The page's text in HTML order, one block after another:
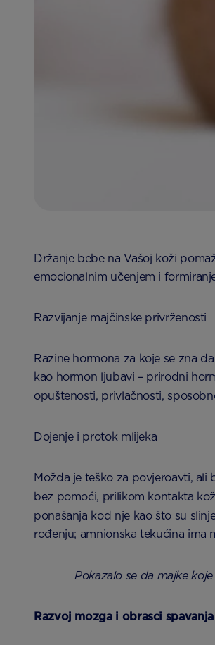
Držanje bebe na Vašoj koži
emocionalnim učenjem i
Razvijanje majčinske privrženosti
Razine hormona za koje se zna
kao hormon ljubavi – prirodni
opuštenosti, privlačnosti,
Dojenje i protok mlijeka
Možda je teško za povjeroavti,
bez pomoći, prilikom kontakta
ponašanja kod nje kao što su
rođenju; amnionska tekućina ima
Pokazalo se da majke
Razvoj mozga i obrasci